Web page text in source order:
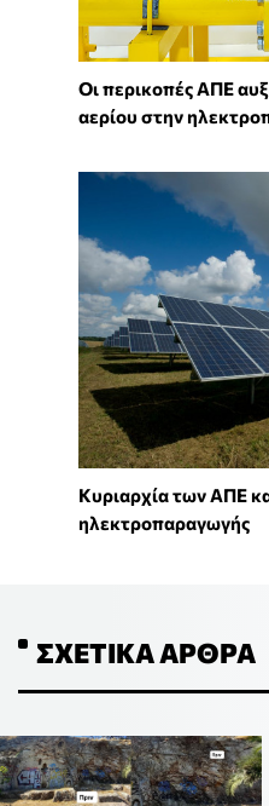
Οι περικοπές ΑΠΕ
αερίου στην
Κυριαρχία των ΑΠΕ
ηλεκτροπαραγωγής
ΣΧΕΤΙΚΆ ΆΡΘΡΑ